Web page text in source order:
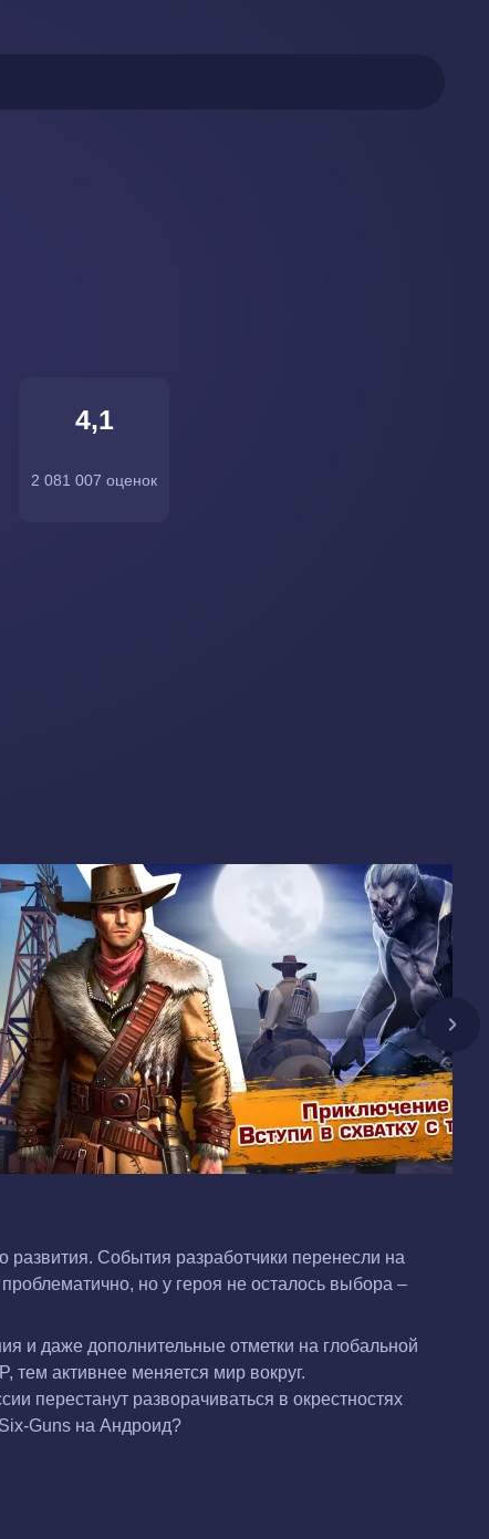
4,1
2 081 007 оценок
События разработчики перенесли на
но у героя не осталось выбора –
и даже дополнительные отметки на глобальной
тем активнее меняется мир вокруг.
перестанут разворачиваться в окрестностях
Guns на Андроид?